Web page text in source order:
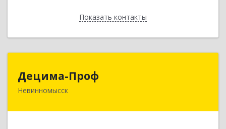
Показать контакты
Назад
Децима-Проф
Невинномысск
357100, Ставропольский край, Невинномысск г,